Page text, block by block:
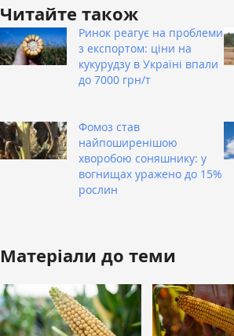
Читайте також
Ринок реагує на проблеми
з експортом: ціни на
кукурудзу в Україні впали
до 7000 грн/т
Фомоз став
найпоширенішою
хворобою соняшнику: у
вогнищах уражено до 15%
рослин
Матеріали до теми